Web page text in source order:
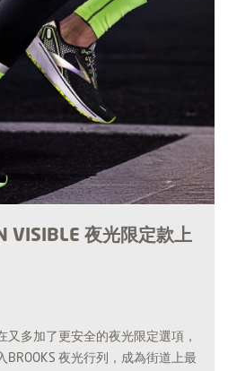
VISIBLE 夜光限定款上
又多加了更安全的夜光限定選項，
夜光行列，成為街道上最